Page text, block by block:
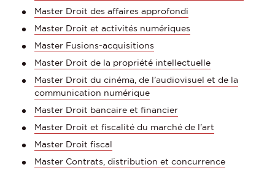
Master Droit des affaires approfondi
Master Droit et activités numériques
Master Fusions-acquisitions
Master Droit de la propriété intellectuelle
Master Droit du cinéma, de l’audiovisuel et de la
communication numérique
Master Droit bancaire et financier
Master Droit et fiscalité du marché de l'art
Master Droit fiscal
Master Contrats, distribution et concurrence